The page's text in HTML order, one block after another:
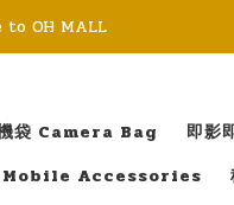
to OH MALL
袋 Camera Bag 即
Mobile Accessories